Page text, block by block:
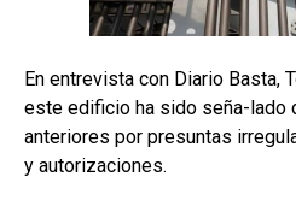
En entrevista con Diario Basta,
este edificio ha sido seña-lado
anteriores por presuntas
y autorizaciones.